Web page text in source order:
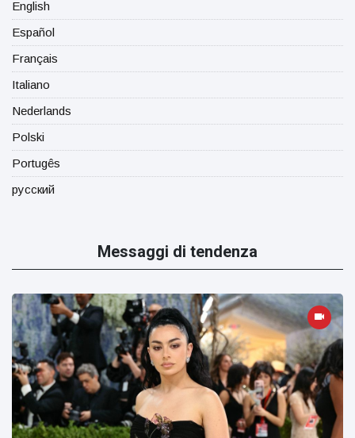
English
Español
Français
Italiano
Nederlands
Polski
Portugês
русский
Messaggi di tendenza